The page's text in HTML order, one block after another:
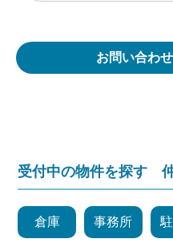
お問い合わ
受付中の物件を探す
倉庫 事務所